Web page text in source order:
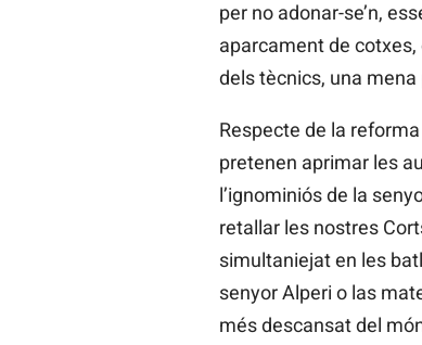
per no adonar-se’n,
aparcament de
dels tècnics, una
Respecte de la
pretenen aprimar les
l’ignominiós de la
retallar les nostres
simultaniejat en les
senyor Alperi o las
més descansat del